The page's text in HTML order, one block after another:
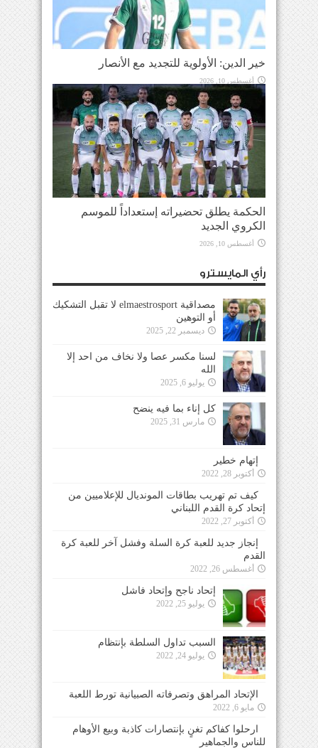
خير الدين: الأولوية للتجديد مع الأنصار
أغسطس 10, 2026
الحكمة يطلق تحضيراته إستعداداً للموسم
الكروي الجديد
أغسطس 10, 2026
رأي المايسترو
مصداقية elmaestrosport لا تقبل التشكيك
أو التوهين
ديسمبر 22, 2025
لسنا مكسر عصا ولا نخاف من احد إلا
الله
يوليو 6, 2025
كل إناء بما فيه ينضح
مارس 31, 2025
إتهام خطير
أكتوبر 28, 2022
كيف تم تهريب بطاقات المونديال للإعلاميين من
إتحاد كرة القدم اللبناني
أكتوبر 27, 2022
إنجاز جديد للعبة كرة السلة وفشل آخر للعبة كرة
القدم
أغسطس 26, 2022
إتحاد ناجح وإتحاد فاشل
يوليو 25, 2022
السبب تداول السلطة بإنتظام
يوليو 24, 2022
الإتحاد المراهق وتصرفاته الصبيانية تورط اللعبة
مايو 6, 2022
ارحلوا كفاكم تغنٍ بإنتصارات كاذبة وبيع الأوهام
للناس والجماهير